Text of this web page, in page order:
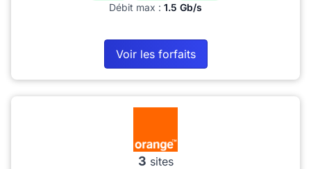
Débit max : 1.5 Gb/s
Voir les forfaits
3 sites